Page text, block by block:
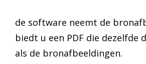
de software neemt de
biedt u een PDF die dezelfde
als de bronafbeeldingen.